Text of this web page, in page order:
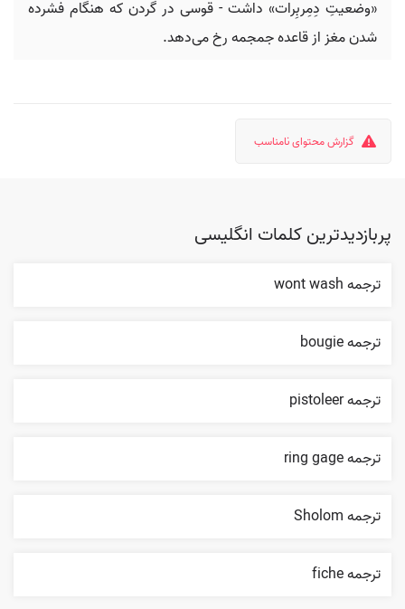
«وضعیتِ دِمِربِرات» داشت - قوسی در گردن که هنگام فشرده
شدن مغز از قاعده جمجمه رخ می‌دهد.
گزارش محتوای نامناسب
پربازدیدترین کلمات انگلیسی
ترجمه wont wash
ترجمه bougie
ترجمه pistoleer
ترجمه ring gage
ترجمه Sholom
ترجمه fiche